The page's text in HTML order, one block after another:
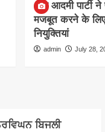
आम आदमी पार्टी
मजबूत करने के
नियुक्तियां
admin July 28,
ਬਿਜਲੀ